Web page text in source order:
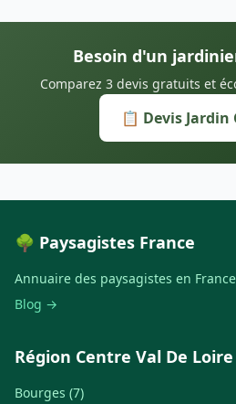
Besoin d'un
Comparez 3 devis gratuits et
📋 Devis
🌳 Paysagistes France
Annuaire des paysagistes en
Blog →
Région Centre Val De Loire
Bourges (7)